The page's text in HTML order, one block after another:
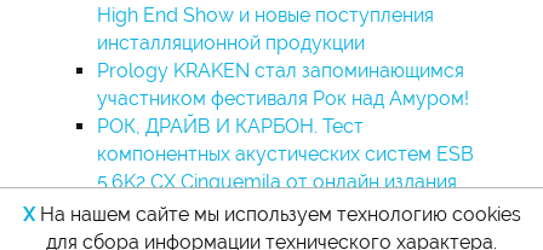
High End Show и новые поступления
инсталляционной продукции
Prology KRAKEN стал запоминающимся
участником фестиваля Рок над Амуром!
РОК, ДРАЙВ И КАРБОН. Тест
компонентных акустических систем ESB
5.6K2 CX Cinquemila от онлайн издания
CARMUS
XНа нашем сайте мы используем технологию cookies
для сбора информации технического характера.